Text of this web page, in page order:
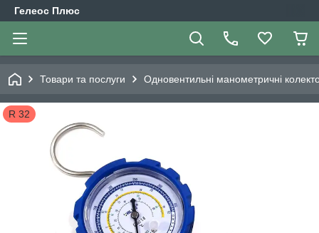
Гелеос Плюс
Товари та послуги Одновентильні манометричні
R 32